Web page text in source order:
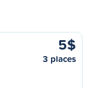
5$
3 places